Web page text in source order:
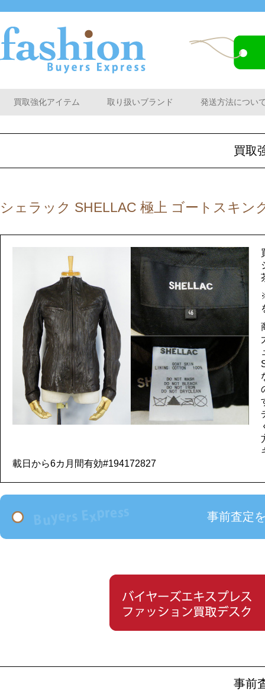
買取強化アイテム 取り扱いブランド 発送方法につい
買取
シェラック SHELLAC 極上 ゴートスキン
載日から6カ月間有効#194172827
事前査定
事前